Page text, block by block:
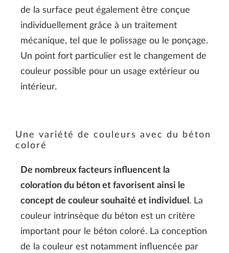
de la surface peut également être conçue
individuellement grâce à un traitement
mécanique, tel que le polissage ou le ponçage.
Un point fort particulier est le changement de
couleur possible pour un usage extérieur ou
intérieur.
Une variété de couleurs avec du béton
coloré
De nombreux facteurs influencent la
coloration du béton et favorisent ainsi le
concept de couleur souhaité et individuel . La
couleur intrinsèque du béton est un critère
important pour le béton coloré. La conception
de la couleur est notamment influencée par